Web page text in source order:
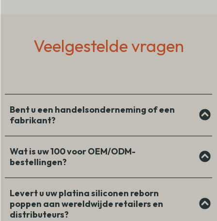
Veelgestelde vragen
Bent u een handelsonderneming of een
fabrikant?
Wat is uw 100 voor OEM/ODM-
bestellingen?
Levert u uw platina siliconen reborn
poppen aan wereldwijde retailers en
distributeurs?